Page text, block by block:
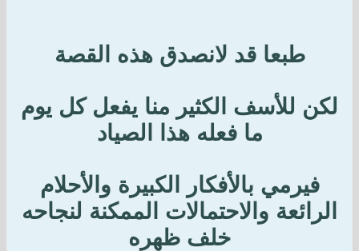
طبعا قد لانصدق هذه القصة
لكن للأسف الكثير منا يفعل كل يوم
ما فعله هذا الصياد
فيرمي بالأفكار الكبيرة والأحلام
الرائعة والاحتمالات الممكنة لنجاحه
خلف ظهره